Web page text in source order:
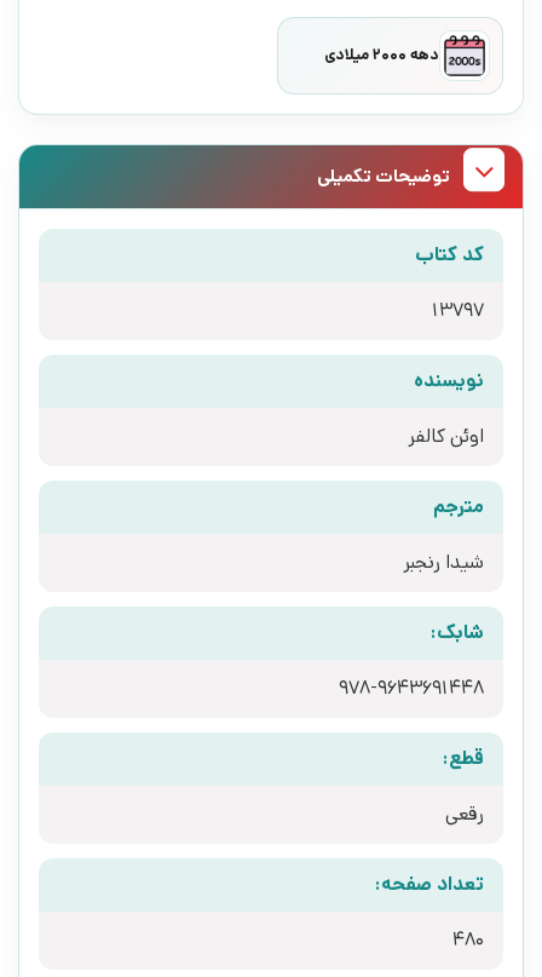
دهه 2000 میلادی
توضیحات تکمیلی
کد کتاب
13797
نویسنده
اوئن کالفر
مترجم
شیدا رنجبر
شابک:
978-9643691448
قطع:
رقعی
تعداد صفحه:
480